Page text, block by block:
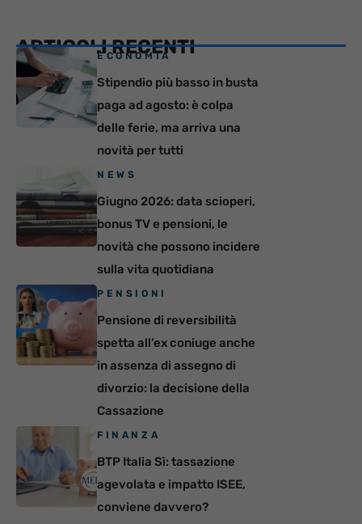
ARTICOLI RECENTI
ECONOMIA
Stipendio più basso in busta
paga ad agosto: è colpa
delle ferie, ma arriva una
novità per tutti
NEWS
Giugno 2026: data scioperi,
bonus TV e pensioni, le
novità che possono incidere
sulla vita quotidiana
PENSIONI
Pensione di reversibilità
spetta all’ex coniuge anche
in assenza di assegno di
divorzio: la decisione della
Cassazione
FINANZA
BTP Italia Sì: tassazione
agevolata e impatto ISEE,
conviene davvero?